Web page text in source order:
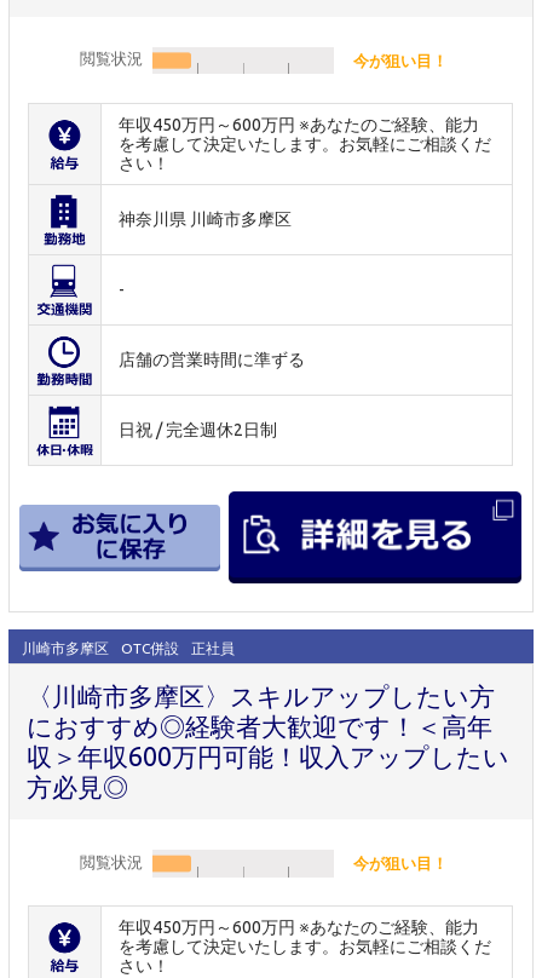
閲覧状況 今が狙い目！
年収450万円～600万円 ※あなたのご経験、能力
を考慮して決定いたします。お気軽にご相談くだ
さい！
神奈川県 川崎市多摩区
-
店舗の営業時間に準ずる
日祝 / 完全週休2日制
川崎市多摩区 OTC併設 正社員
〈川崎市多摩区〉スキルアップしたい方
におすすめ◎経験者大歓迎です！＜高年
収＞年収600万円可能！収入アップしたい
方必見◎
閲覧状況 今が狙い目！
年収450万円～600万円 ※あなたのご経験、能力
を考慮して決定いたします。お気軽にご相談くだ
さい！